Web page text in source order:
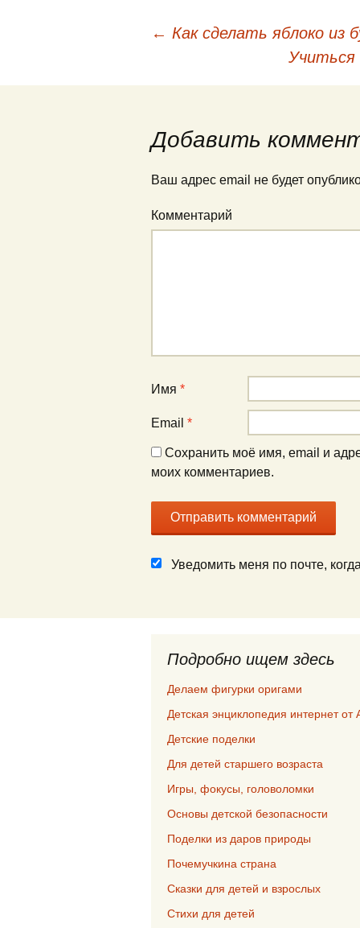
Навигация по
← Как сделать яблоко из
Добавить
Ваш адрес email не будет
Комментарий
Имя *
Email *
Сохранить моё имя, email и
моих комментариев.
Уведомить меня по почте,
Подробно ищем здесь
Делаем фигурки оригами
Детская энциклопедия интернет от
Детские поделки
Для детей старшего возраста
Игры, фокусы, головоломки
Основы детской безопасности
Поделки из даров природы
Почемучкина страна
Сказки для детей и взрослых
Стихи для детей